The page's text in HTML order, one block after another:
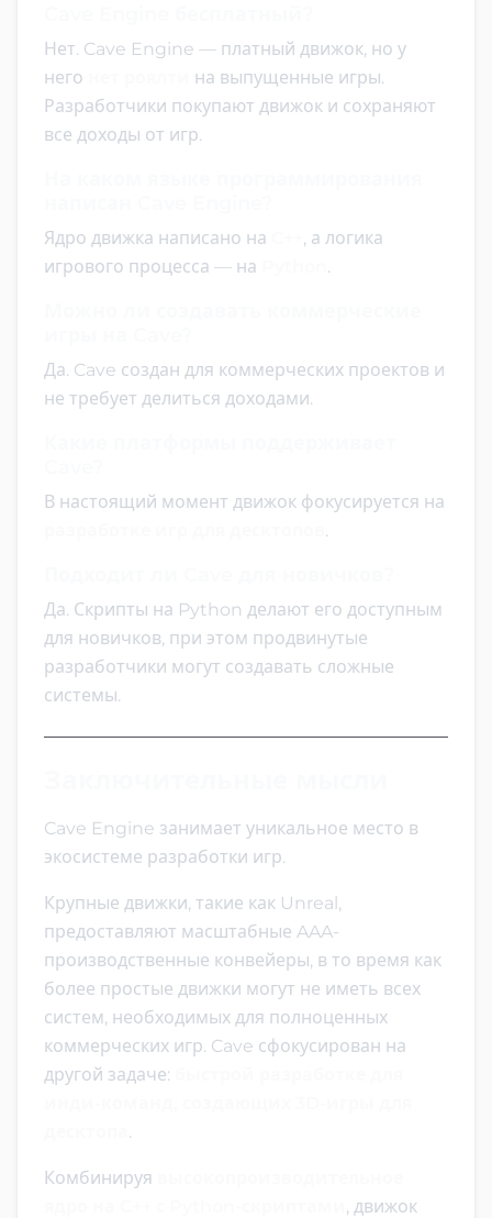
Нет. Cave Engine — платный движок, но у
него
на выпущенные игры.
Разработчики покупают движок и сохраняют
все доходы от игр.
Ядро движка написано на
, а логика
игрового процесса — на
.
Да. Cave создан для коммерческих проектов и
не требует делиться доходами.
В настоящий момент движок фокусируется на
.
Да. Скрипты на Python делают его доступным
для новичков, при этом продвинутые
разработчики могут создавать сложные
системы.
Cave Engine занимает уникальное место в
экосистеме разработки игр.
Крупные движки, такие как Unreal,
предоставляют масштабные AAA-
производственные конвейеры, в то время как
более простые движки могут не иметь всех
систем, необходимых для полноценных
коммерческих игр. Cave сфокусирован на
другой задаче:
.
Комбинируя
, движок